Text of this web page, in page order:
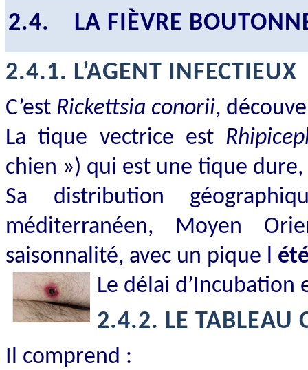
2.4.
LA FIÈVRE
2.4.1. L’AGENT INFECTIEUX
C’est Rickettsia conorii,
La tique vectrice est
chien ») qui est une tique
Sa distribution
méditerranéen, Moyen
saisonnalité, avec un pique l
Le délai d’Incubation
2.4.2. LE TABLEAU
Il comprend :